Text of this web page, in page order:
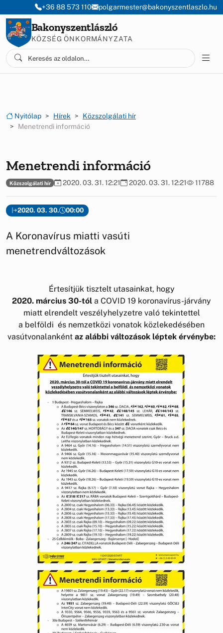
Ugrás a menüre
Ugrás a tartalomra
+36 88 573 110 polgarmester@bakonyszentlaszlo.hu
Bakonyszentlászló
KÖZSÉG ÖNKORMÁNYZATA
Nyitólap Hírek
Közszolgálati hír
Menetrendi információ
Menetrendi információ
Közszolgálati hír 2020. 03. 31. 12:21 2020. 03. 31. 12:21 11788
2020. 03. 30. 00:00
A Koronavírus miatti vasúti
menetrendváltozások
Értesítjük tisztelt utasainkat, hogy
2020. március 30-tól a COVID 19 koronavírus-járvány
miatt elrendelt veszélyhelyzetre való tekintettel
a belföldi és nemzetközi vonatok közlekedésében
vasútvonalanként az alábbi változások léptek érvénybe: